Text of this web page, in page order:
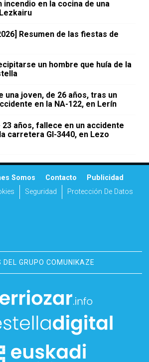
incendio en la cocina de una
Resumen de las fiestas de
un hombre que huía de la
una joven, de 26 años, tras un
en la NA-122, en Lerín
23 años, fallece en un accidente
carretera GI-3440, en Lezo
Somos Contacto
Publicidad
Seguridad Protección De Datos
DEL GRUPO COMUNIKAZE